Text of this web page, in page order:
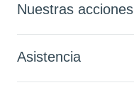
Nuestras acciones
Asistencia